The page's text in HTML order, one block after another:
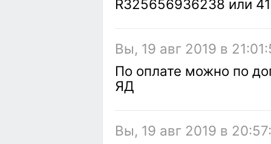
R325656936238 или
Вы, 19 авг 2019 в
По оплате можно по
ЯД
Вы, 19 авг 2019 в